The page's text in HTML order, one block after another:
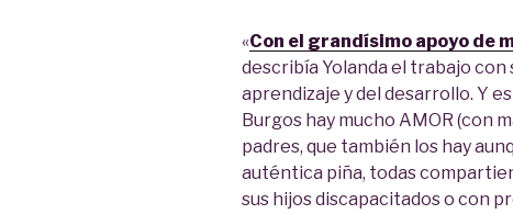
«Con el grandísimo apoyo de
describía Yolanda el trabajo con
aprendizaje y del desarrollo. Y
Burgos hay mucho AMOR (con
padres, que también los hay
auténtica piña, todas
sus hijos discapacitados o con